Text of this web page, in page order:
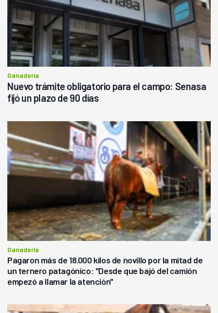
Ganadería
Nuevo trámite obligatorio para el campo: Senasa
fijó un plazo de 90 días
Ganadería
Pagaron más de 18.000 kilos de novillo por la mitad de
un ternero patagónico: "Desde que bajó del camión
empezó a llamar la atención"